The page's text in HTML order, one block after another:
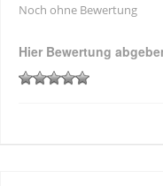
Noch ohne Bewertung
Hier Bewertung